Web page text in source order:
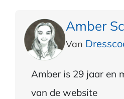
Amber
Van
Amber is 29 jaar en
van de website